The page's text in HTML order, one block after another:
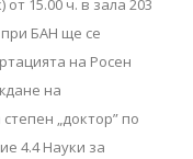
от 15.00 ч. в зала 203
при БАН ще се
на Росен
на
„доктор” по
4.4 Науки за